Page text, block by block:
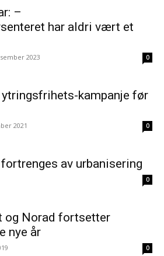
–
har aldri vært et
2023 0
kampanje før
2021 0
av urbanisering
0
og Norad fortsetter
nye år
0